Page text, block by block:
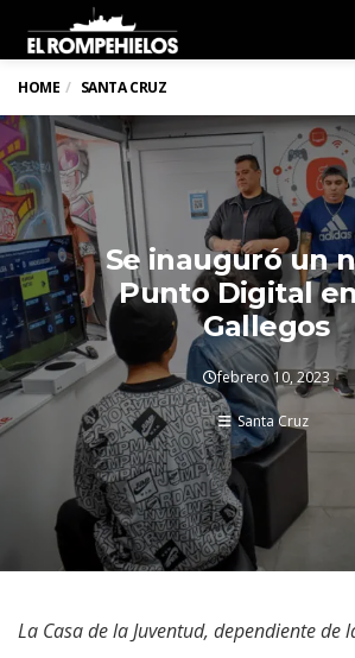
HOME SANTA CRUZ
Se inauguró un
Punto Digital
Gallegos
febrero 10, 2023
Santa Cruz
La Casa de la Juventud, dependiente de